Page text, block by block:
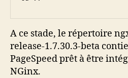
A ce stade, le répertoire
release-1.7.30.3-beta
PageSpeed prêt à être
NGinx.